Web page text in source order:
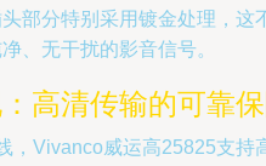
部分特别采用镀金处理，
、无干扰的影音信号。
高清传输的可靠
，Vivanco威运高25825支